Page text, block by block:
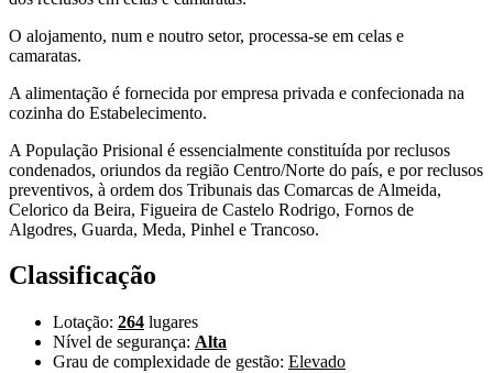
O alojamento, num e noutro setor, processa-se em celas e
camaratas.
A alimentação é fornecida por empresa privada e confecionada na
cozinha do Estabelecimento.
A População Prisional é essencialmente constituída por reclusos
condenados, oriundos da região Centro/Norte do país, e por reclusos
preventivos, à ordem dos Tribunais das Comarcas de Almeida,
Celorico da Beira, Figueira de Castelo Rodrigo, Fornos de
Algodres, Guarda, Meda, Pinhel e Trancoso.
Classificação
Lotação: 264 lugares
Nível de segurança: Alta
Grau de complexidade de gestão: Elevado